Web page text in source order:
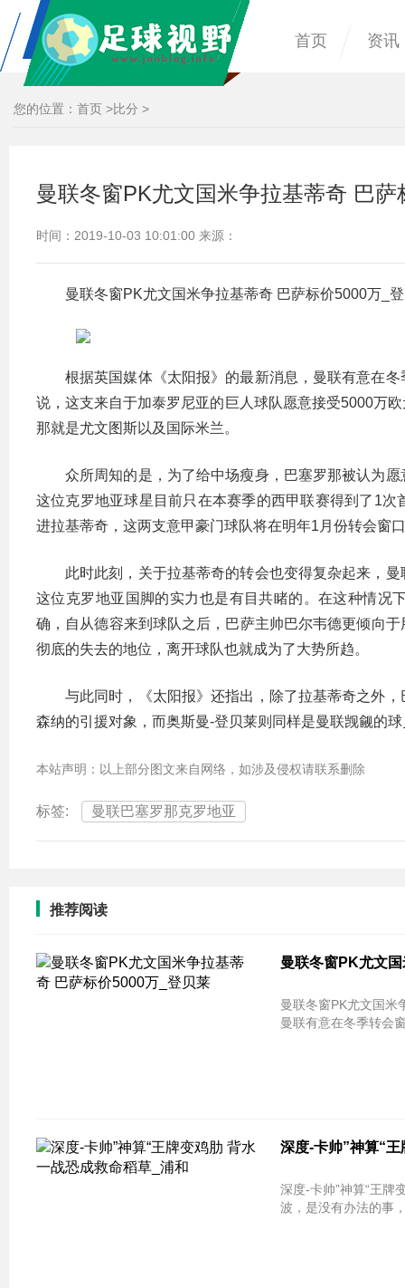
首页 资讯
您的位置： 首页 >比分 >
曼联冬窗PK尤文国米争拉基蒂奇 巴
时间：2019-10-03 10:01:00 来源：
曼联冬窗PK尤文国米争拉基蒂奇 巴萨标价5000万_
根据英国媒体《太阳报》的最新消息，曼联有意在
说，这支来自于加泰罗尼亚的巨人球队愿意接受5000万
那就是尤文图斯以及国际米兰。
众所周知的是，为了给中场瘦身，巴塞罗那被认为
这位克罗地亚球星目前只在本赛季的西甲联赛得到了1
进拉基蒂奇，这两支意甲豪门球队将在明年1月份转会窗
此时此刻，关于拉基蒂奇的转会也变得复杂起来，
这位克罗地亚国脚的实力也是有目共睹的。在这种情况
确，自从德容来到球队之后，巴萨主帅巴尔韦德更倾向
彻底的失去的地位，离开球队也就成为了大势所趋。
与此同时，《太阳报》还指出，除了拉基蒂奇之外
森纳的引援对象，而奥斯曼-登贝莱则同样是曼联觊觎的
本站声明：以上部分图文来自网络，如涉及侵权请联系删除
标签: 曼联巴塞罗那克罗地亚
推荐阅读
曼联冬窗PK尤文
曼联冬窗PK尤文国米争拉基蒂奇 巴
曼联有意在冬季转会
深度-卡帅”神算“
深度-卡帅”神算“王牌
波，是没有办法的事